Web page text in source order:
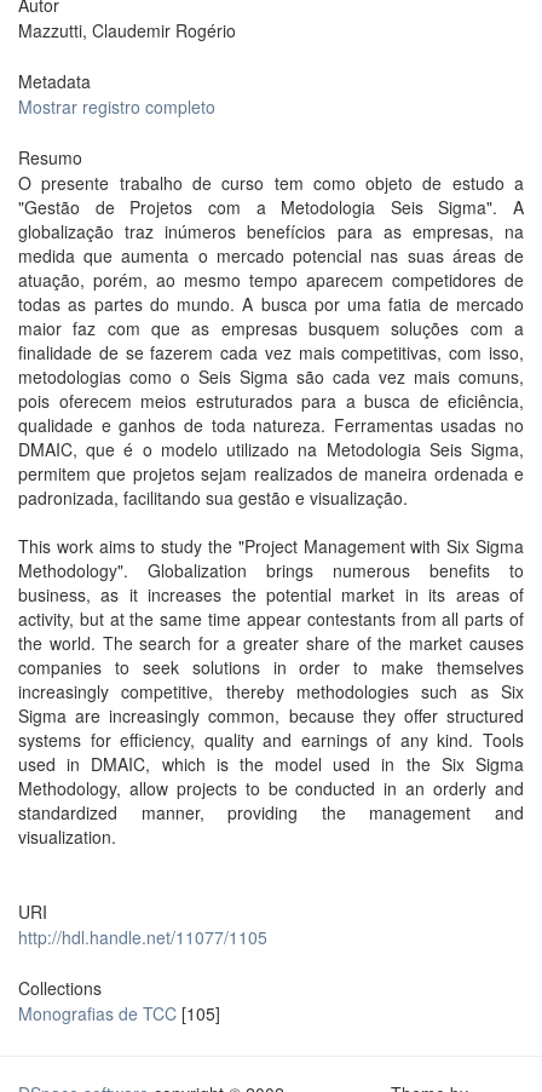
Autor
Mazzutti, Claudemir Rogério
Metadata
Mostrar registro completo
Resumo
O presente trabalho de curso tem como objeto de estudo a
"Gestão de Projetos com a Metodologia Seis Sigma". A
globalização traz inúmeros benefícios para as empresas, na
medida que aumenta o mercado potencial nas suas áreas de
atuação, porém, ao mesmo tempo aparecem competidores de
todas as partes do mundo. A busca por uma fatia de mercado
maior faz com que as empresas busquem soluções com a
finalidade de se fazerem cada vez mais competitivas, com isso,
metodologias como o Seis Sigma são cada vez mais comuns,
pois oferecem meios estruturados para a busca de eficiência,
qualidade e ganhos de toda natureza. Ferramentas usadas no
DMAIC, que é o modelo utilizado na Metodologia Seis Sigma,
permitem que projetos sejam realizados de maneira ordenada e
padronizada, facilitando sua gestão e visualização.
This work aims to study the "Project Management with Six Sigma
Methodology". Globalization brings numerous benefits to
business, as it increases the potential market in its areas of
activity, but at the same time appear contestants from all parts of
the world. The search for a greater share of the market causes
companies to seek solutions in order to make themselves
increasingly competitive, thereby methodologies such as Six
Sigma are increasingly common, because they offer structured
systems for efficiency, quality and earnings of any kind. Tools
used in DMAIC, which is the model used in the Six Sigma
Methodology, allow projects to be conducted in an orderly and
standardized manner, providing the management and
visualization.
URI
http://hdl.handle.net/11077/1105
Collections
Monografias de TCC [105]